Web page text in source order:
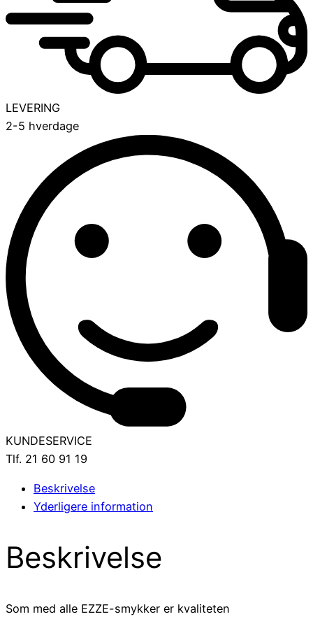
LEVERING
2-5 hverdage
KUNDESERVICE
Tlf. 21 60 91 19
Beskrivelse
Yderligere information
Beskrivelse
Som med alle EZZE-smykker er kvaliteten